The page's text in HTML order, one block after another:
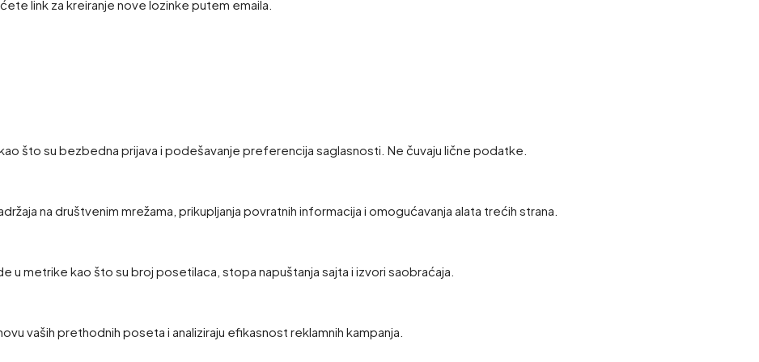
link za kreiranje nove lozinke putem emaila.
što su bezbedna prijava i podešavanje preferencija saglasnosti. Ne čuvaju lične podatke.
na društvenim mrežama, prikupljanja povratnih informacija i omogućavanja alata trećih strana.
u metrike kao što su broj posetilaca, stopa napuštanja sajta i izvori saobraćaja.
vaših prethodnih poseta i analiziraju efikasnost reklamnih kampanja.